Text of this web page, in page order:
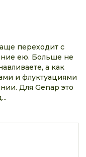
переходит с
ею. Больше не
а как
и флуктуациями
Для Genap это